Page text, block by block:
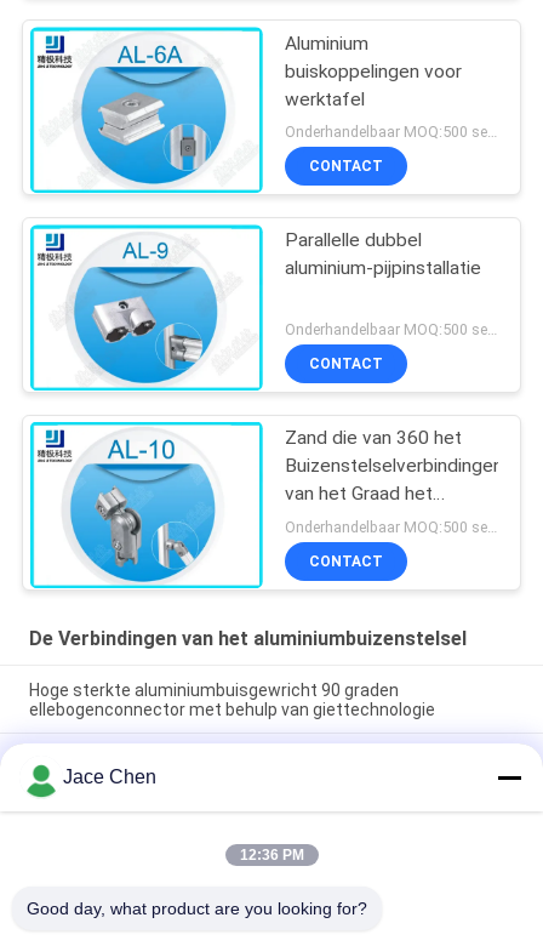
Aluminium
buiskoppelingen voor
werktafel
Onderhandelbaar MOQ:500 sets
CONTACT
Parallelle dubbel
aluminium-pijpinstallatie
Onderhandelbaar MOQ:500 sets
CONTACT
Zand die van 360 het
Buizenstelselverbindingen
van het Graad het
Binnenaluminium Vrije
Omwenteling al-10
vernietigen
CONTACT
De Verbindingen van het aluminiumbuizenstelsel
Hoge sterkte aluminiumbuisgewricht 90 graden
ellebogenconnector met behulp van giettechnologie
zilveren aluminiumbuizen voor lean tube-systemen en
industriële werkplekken
90 graden vrouwelijk geassisteerd aluminiumpiepenverbinding
met gietvorming ellebogenconnector voor
Jace Chen
12:36 PM
Good day, what product are you looking for?